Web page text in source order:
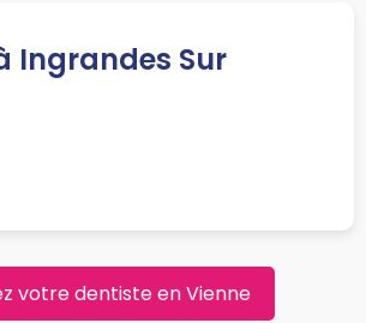
Ingrandes Sur
votre dentiste en Vienne